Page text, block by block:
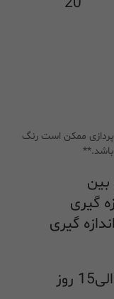
ممکن است رنگ
بین
گیری
گیری
زمان ارسال محصول بین 10الی15 روز